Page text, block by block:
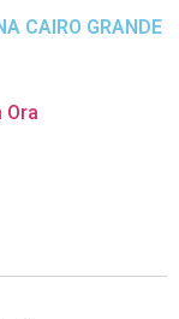
CAIRO GRANDE
Ora